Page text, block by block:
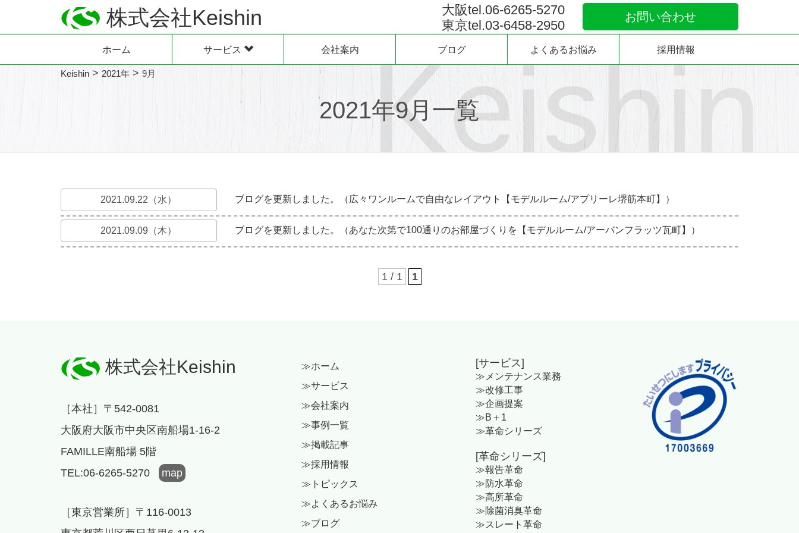
株式会社Keishin
大阪tel.06-6265-5270
東京tel.03-6458-2950
お問い合わせ
ホーム サービス 会社案内 ブログ よくあるお悩み 採用情報
Keishin > 2021年 > 9月
2021年9月一覧
2021.09.22（水） ブログを更新しました。（広々ワンルームで自由なレイアウト【モデルルーム/アプリーレ堺筋本町】）
2021.09.09（木） ブログを更新しました。（あなた次第で100通りのお部屋づくりを【モデルルーム/アーバンフラッツ瓦町】）
1 / 1 1
株式会社Keishin
［本社］〒542-0081
大阪府大阪市中央区南船場1-16-2
FAMILLE南船場 5階
TEL:06-6265-5270
map
［東京営業所］〒116-0013
≫ホーム
≫サービス
≫会社案内
≫事例一覧
≫掲載記事
≫採用情報
≫トピックス
≫よくあるお悩み
≫ブログ
[サービス]
≫メンテナンス業務
≫改修工事
≫企画提案
≫B＋1
≫革命シリーズ
[革命シリーズ]
≫報告革命
≫防水革命
≫高所革命
≫除菌消臭革命
≫スレート革命